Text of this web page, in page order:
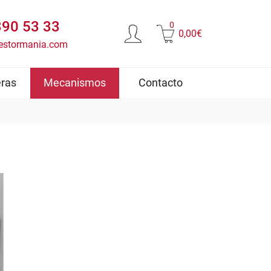
53 33 0
0,00€
Mecanismos Contacto